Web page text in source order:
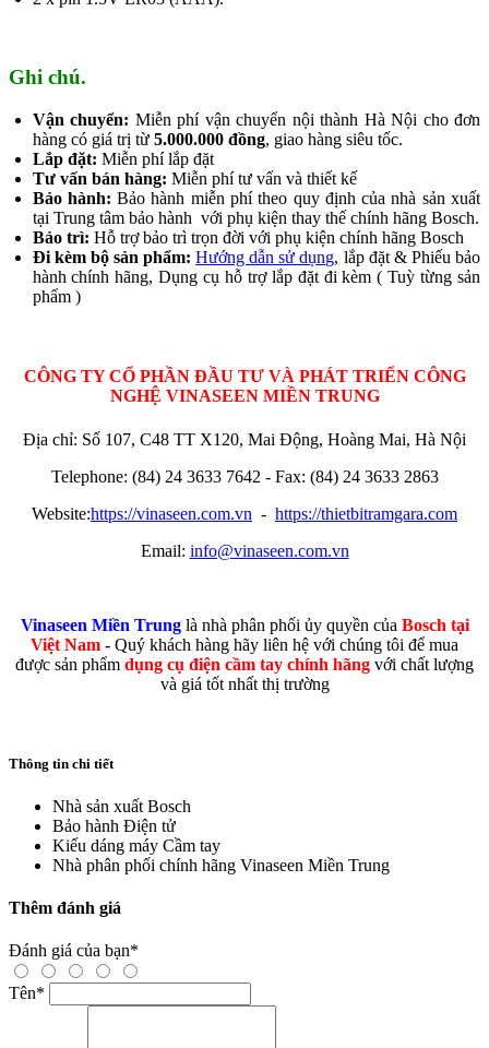
Ghi chú.
Vận chuyển: Miễn phí vận chuyển nội thành Hà Nội cho đơn
hàng có giá trị từ 5.000.000 đồng, giao hàng siêu tốc.
Lắp đặt: Miễn phí lắp đặt
Tư vấn bán hàng: Miễn phí tư vấn và thiết kế
Bảo hành: Bảo hành miễn phí theo quy định của nhà sản xuất
tại Trung tâm bảo hành với phụ kiện thay thế chính hãng Bosch.
Bảo trì: Hỗ trợ bảo trì trọn đời với phụ kiện chính hãng Bosch
Đi kèm bộ sản phẩm: Hướng dẫn sử dụng, lắp đặt & Phiếu bảo
hành chính hãng, Dụng cụ hỗ trợ lắp đặt đi kèm ( Tuỳ từng sản
phẩm )
CÔNG TY CỔ PHẦN ĐẦU TƯ VÀ PHÁT TRIỂN CÔNG
NGHỆ VINASEEN MIỀN TRUNG
Địa chỉ: Số 107, C48 TT X120, Mai Động, Hoàng Mai, Hà Nội
Telephone: (84) 24 3633 7642 - Fax: (84) 24 3633 2863
Website:https://vinaseen.com.vn - https://thietbitramgara.com
Email: info@vinaseen.com.vn
Vinaseen Miền Trunglà nhà phân phối ủy quyền của Bosch tại
Việt Nam - Quý khách hàng hãy liên hệ với chúng tôi để mua
được sản phẩm dụng cụ điện cầm tay chính hãng với chất lượng
và giá tốt nhất thị trường
Thông tin chi tiết
Nhà sản xuất Bosch
Bảo hành Điện tử
Kiếu dáng máy Cầm tay
Nhà phân phối chính hãng Vinaseen Miền Trung
Thêm đánh giá
Đánh giá của bạn*
Tên*